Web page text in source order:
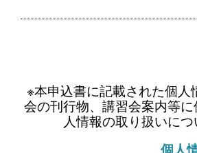
※本申込書に記載された個
会の刊行物、講習会案内等
人情報の取り扱いに
個人